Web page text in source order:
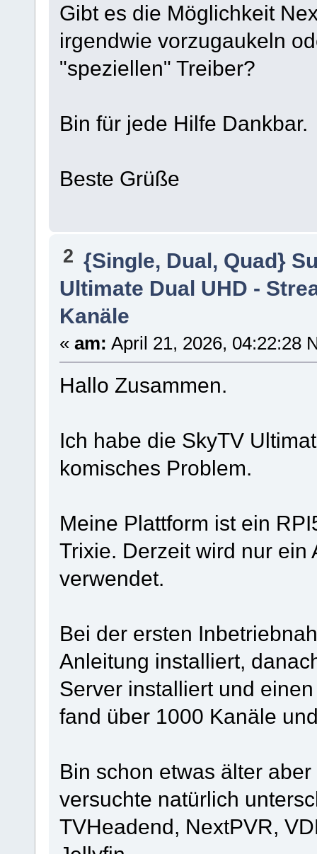
Gibt es die Möglichkeit
irgendwie vorzugaukeln
"speziellen" Treiber?
Bin für jede Hilfe Dankbar.
Beste Grüße
2 {Single, Dual, Quad}
Ultimate Dual UHD -
Kanäle
« am: April 21, 2026, 04:22:28
Hallo Zusammen.
Ich habe die SkyTV
komisches Problem.
Meine Plattform ist ein
Trixie. Derzeit wird nur ein
verwendet.
Bei der ersten
Anleitung installiert,
Server installiert und
fand über 1000 Kanäle
Bin schon etwas älter
versuchte natürlich
TVHeadend, NextPVR,